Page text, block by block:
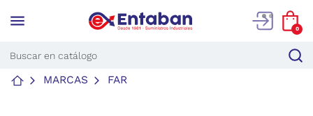
menu 0
MARCAS FAR